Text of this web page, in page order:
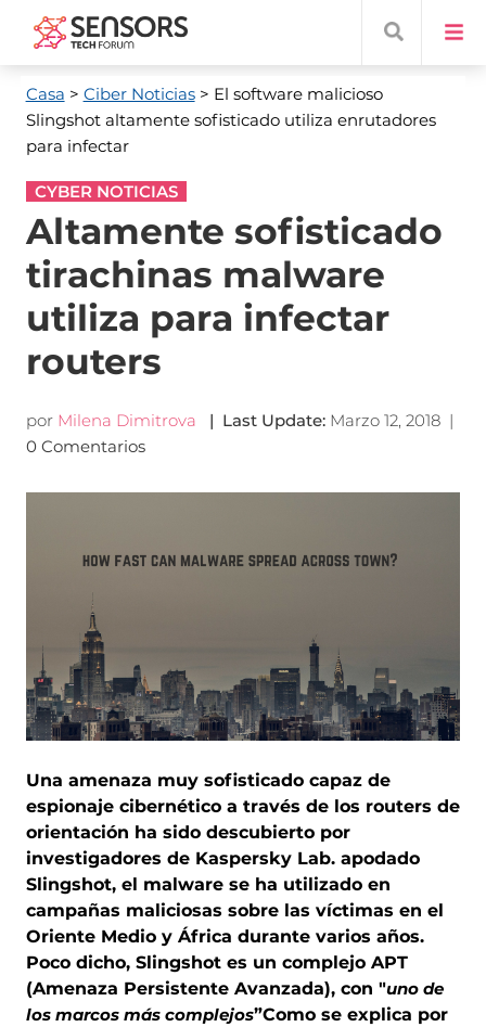
Casa > Ciber Noticias> El software malicioso
Slingshot altamente sofisticado utiliza enrutadores
para infectar
CYBER NOTICIAS
Altamente sofisticado
tirachinas malware
utiliza para infectar
routers
por Milena Dimitrova | Last Update: Marzo 12, 2018|
0 Comentarios
Una amenaza muy sofisticado capaz de
espionaje cibernético a través de los routers de
orientación ha sido descubierto por
investigadores de Kaspersky Lab. apodado
Slingshot, el malware se ha utilizado en
campañas maliciosas sobre las víctimas en el
Oriente Medio y África durante varios años.
Poco dicho, Slingshot es un complejo APT
(Amenaza Persistente Avanzada), con "uno de
los marcos más complejos”Como se explica por